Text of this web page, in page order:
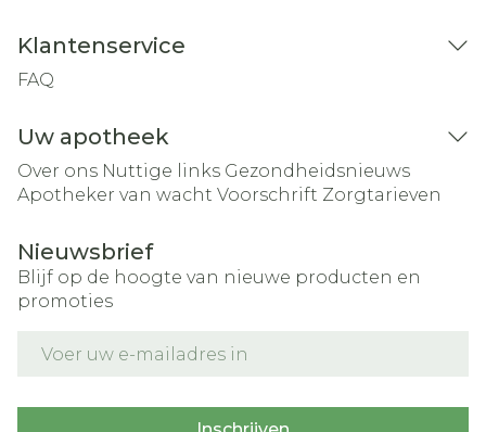
Klantenservice
FAQ
Uw apotheek
Over ons Nuttige links Gezondheidsnieuws
Apotheker van wacht Voorschrift Zorgtarieven
Nieuwsbrief
Blijf op de hoogte van nieuwe producten en
promoties